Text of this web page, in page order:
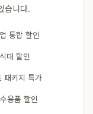
습니다.
통합 할인
대 할인
패키지 특가
용품 할인